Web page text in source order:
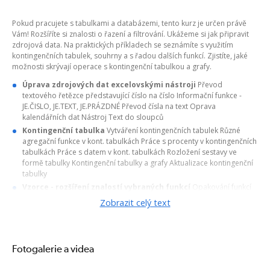
Pokud pracujete s tabulkami a databázemi, tento kurz je určen právě
Vám! Rozšíříte si znalosti o řazení a filtrování. Ukážeme si jak připravit
zdrojová data. Na praktických příkladech se seznámíte s využitím
kontingenčních tabulek, souhrny a s řadou dalších funkcí. Zjistíte, jaké
možnosti skrývají operace s kontingenční tabulkou a grafy.
Úprava zdrojových dat excelovskými nástroji Převod
textového řetězce představující číslo na číslo Informační funkce -
JE.ČISLO, JE.TEXT, JE.PRÁZDNÉ Převod čísla na text Oprava
kalendářních dat Nástroj Text do sloupců
Kontingenční tabulka Vytváření kontingenčních tabulek Různé
agregační funkce v kont. tabulkách Práce s procenty v kontingenčních
tabulkách Práce s datem v kont. tabulkách Rozložení sestavy ve
formě tabulky Kontingenční tabulky a grafy Aktualizace kontingenční
tabulky
Vzorce - rozšíření znalostí vybraných funkcí Opakování funkcí
SVYHLEDAT, KDYŽ Vnořené funkce KDYŽ Funkce SVYHLEDAT v
kombinaci s funkcí KDYŽ Funkce SUBTOTAL Funkce databázové -
jiného souboru propojení s aplikací Word, PowerPoint sloučení dat z
více tabulek
Zobrazit celý text
Fotogalerie a videa